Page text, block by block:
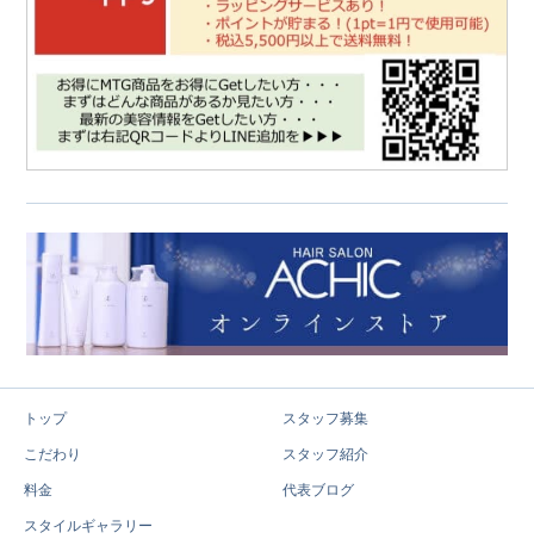
トップ
こだわり
料金
スタイルギャラリー
スタッフ募集
スタッフ紹介
代表ブログ